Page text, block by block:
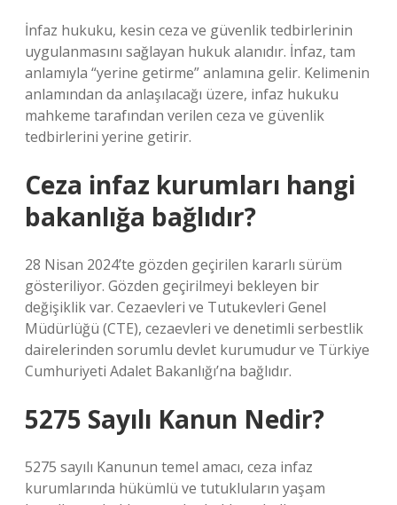
İnfaz hukuku, kesin ceza ve güvenlik tedbirlerinin
uygulanmasını sağlayan hukuk alanıdır. İnfaz, tam
anlamıyla “yerine getirme” anlamına gelir. Kelimenin
anlamından da anlaşılacağı üzere, infaz hukuku
mahkeme tarafından verilen ceza ve güvenlik
tedbirlerini yerine getirir.
Ceza infaz kurumları hangi
bakanlığa bağlıdır?
28 Nisan 2024’te gözden geçirilen kararlı sürüm
gösteriliyor. Gözden geçirilmeyi bekleyen bir
değişiklik var. Cezaevleri ve Tutukevleri Genel
Müdürlüğü (CTE), cezaevleri ve denetimli serbestlik
dairelerinden sorumlu devlet kurumudur ve Türkiye
Cumhuriyeti Adalet Bakanlığı’na bağlıdır.
5275 Sayılı Kanun Nedir?
5275 sayılı Kanunun temel amacı, ceza infaz
kurumlarında hükümlü ve tutukluların yaşam